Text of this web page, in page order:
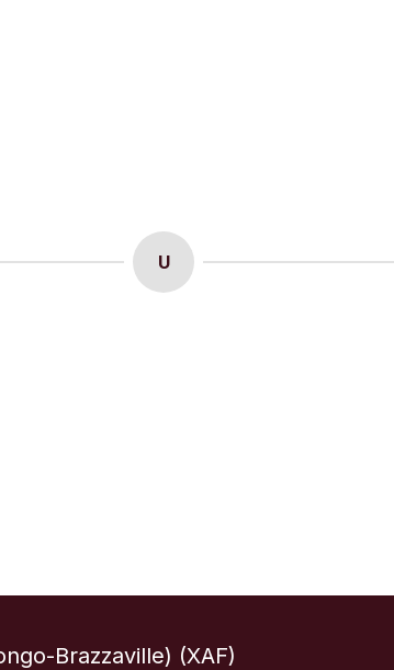
U
Brazzaville) (XAF)